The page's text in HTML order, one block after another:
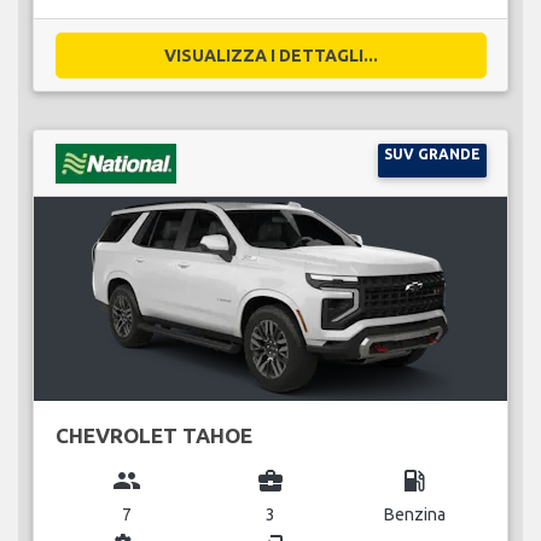
VISUALIZZA I DETTAGLI...
SUV GRANDE
CHEVROLET TAHOE
group
7
business_center
3
local_gas_station
Benzina